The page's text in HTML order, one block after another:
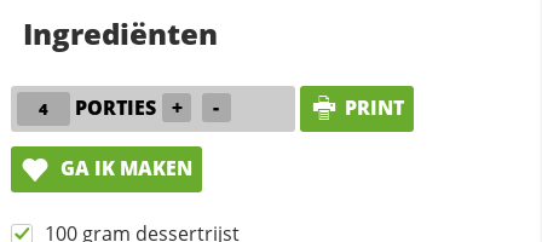
Ingrediënten
PORTIES + - PRINT
GA IK MAKEN
100 gram dessertrijst